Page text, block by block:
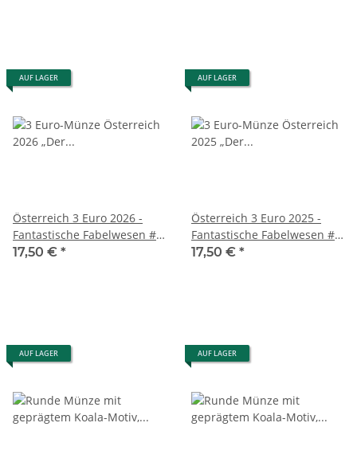
AUF LAGER
Österreich 3 Euro 2026 -
Fantastische Fabelwesen #2
- Der Hippokamp
17,50 € *
AUF LAGER
Österreich 3 Euro 2025 -
Fantastische Fabelwesen #1
- Der Troll
17,50 € *
AUF LAGER AUF LAGER